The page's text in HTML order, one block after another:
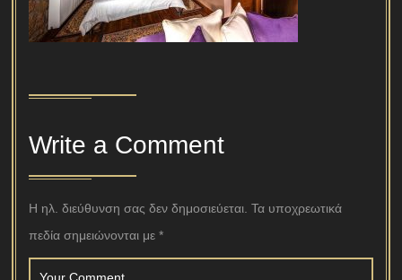
Write a Comment
Η ηλ. διεύθυνση σας δεν δημοσιεύεται. Τα υποχρεωτικά
πεδία σημειώνονται με *